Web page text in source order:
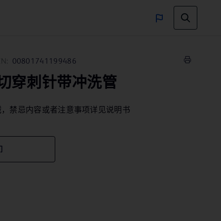
00801741199486
穿刺针带冲洗管
禁忌内容或者注意事项详见说明书